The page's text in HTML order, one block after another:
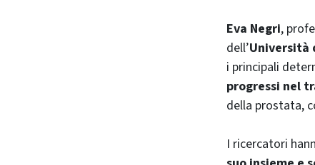
Eva Negri,
dell’Università
i principali
progressi nel
della prostata,
I ricercatori